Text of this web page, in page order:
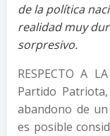
de la política
realidad muy
sorpresivo.
RESPECTO A
Partido
abandono de
es posible